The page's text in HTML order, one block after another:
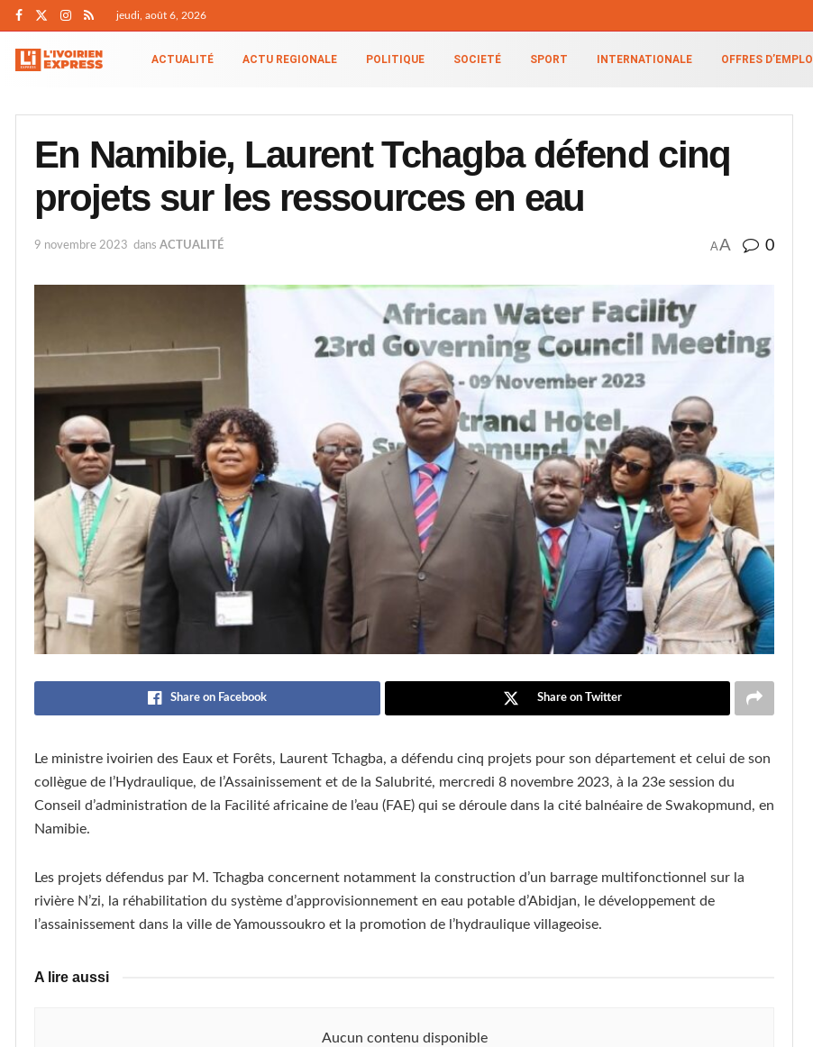
jeudi, août 6, 2026
ACTUALITÉ ACTU REGIONALE POLITIQUE SOCIETÉ SPORT INTERNATIONALE OFFRES D’EMPLOI
En Namibie, Laurent Tchagba défend cinq
projets sur les ressources en eau
9 novembre 2023 dans ACTUALITÉ AA 0
Share on Facebook Share on Twitter
Le ministre ivoirien des Eaux et Forêts, Laurent Tchagba, a défendu cinq projets pour son département et celui de son
collègue de l’Hydraulique, de l’Assainissement et de la Salubrité, mercredi 8 novembre 2023, à la 23e session du
Conseil d’administration de la Facilité africaine de l’eau (FAE) qui se déroule dans la cité balnéaire de Swakopmund, en
Namibie.
Les projets défendus par M. Tchagba concernent notamment la construction d’un barrage multifonctionnel sur la
rivière N’zi, la réhabilitation du système d’approvisionnement en eau potable d’Abidjan, le développement de
l’assainissement dans la ville de Yamoussoukro et la promotion de l’hydraulique villageoise.
A lire aussi
Aucun contenu disponible